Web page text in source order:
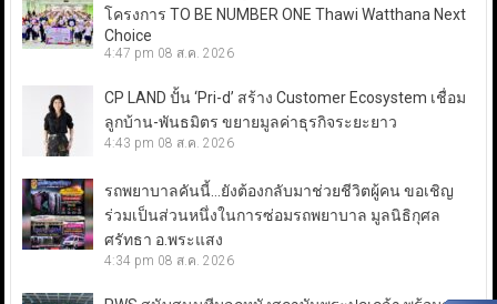
โครงการ TO BE NUMBER ONE Thawi Watthana Next
Choice
4:47 pm 08 ส.ค. 2026
CP LAND ปั้น ‘Pri-d’ สร้าง Customer Ecosystem เชื่อม
ลูกบ้าน-พันธมิตร ขยายมูลค่าธุรกิจระยะยาว
4:43 pm 08 ส.ค. 2026
รถพยาบาลคันนี้…ยังต้องกลับมาช่วยชีวิตผู้คน ขอเชิญ
ร่วมเป็นส่วนหนึ่งในการซ่อมรถพยาบาล มูลนิธิกุศล
ศรัทธา อ.พระแสง
4:34 pm 08 ส.ค. 2026